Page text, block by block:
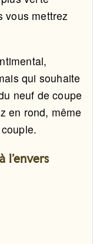
vous mettrez
qui souhaite
neuf de coupe
en rond, même
l'envers